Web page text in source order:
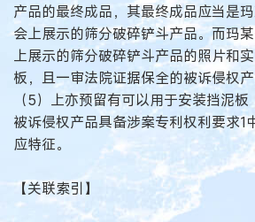
产品的最终成品，其最终成品应当是
会上展示的筛分破碎铲斗产品。而玛
上展示的筛分破碎铲斗产品的照片和
板，且一审法院证据保全的被诉侵权
（5）上亦预留有可以用于安装挡泥板
被诉侵权产品具备涉案专利权利要求1
应特征。
【关联索引】